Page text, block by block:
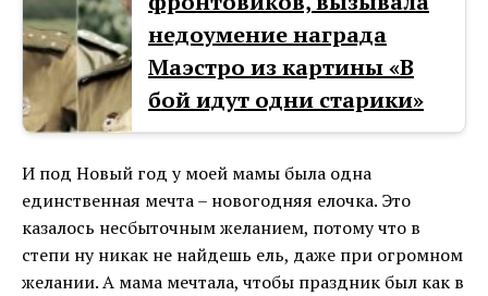
недоумение награда
Маэстро из картины «В
бой идут одни старики»
И под Новый год у моей мамы была одна
единственная мечта – новогодняя елочка. Это
казалось несбыточным желанием, потому что в
степи ну никак не найдешь ель, даже при огромном
желании. А мама мечтала, чтобы праздник был как в